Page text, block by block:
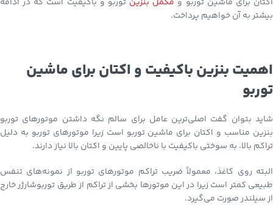
بیشتر به آن خواهیم پرداخت.
اهمیت بنزین باکیفیت و اکتان برای ماشین
توربو
شاید بتوان گفت اصلی‌ترین عامل برای سالم نگه داشتن موتورهای توربو
بنزین مناسب و اکتان برای ماشین توربو است زیرا موتورهای توربو به دلیل
تراکم بالا، به سوختی باکیفیت با ناخالصی پایین و اکتان بالا نیاز دارند.
البته روی کاغذ، معمولاً ضریب تراکم موتورهای توربو از نمونه‌های تنفس
طبیعی کمتر است زیرا در این موتورها بخشی از تراکم از طریق توربوشارژر خارج
از سیلندر صورت می‌گیرد.